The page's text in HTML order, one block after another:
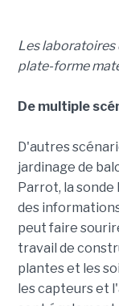
Les laboratoires
plate-forme
De multiple
D'autres
jardinage de
Parrot, la
des
peut faire
travail de
plantes et les
les capteurs et